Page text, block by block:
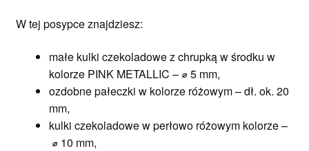
W tej posypce znajdziesz:
małe kulki czekoladowe z chrupką w środku w
kolorze PINK METALLIC – ⌀ 5 mm,
ozdobne pałeczki w kolorze różowym – dł. ok. 20
mm,
kulki czekoladowe w perłowo różowym kolorze –
⌀ 10 mm,